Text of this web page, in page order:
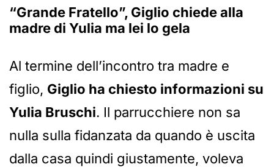
“Grande Fratello”, Giglio chiede alla
madre di Yulia ma lei lo gela
Al termine dell’incontro tra madre e
figlio, Giglio ha chiesto informazioni su
Yulia Bruschi. Il parrucchiere non sa
nulla sulla fidanzata da quando è uscita
dalla casa quindi giustamente, voleva